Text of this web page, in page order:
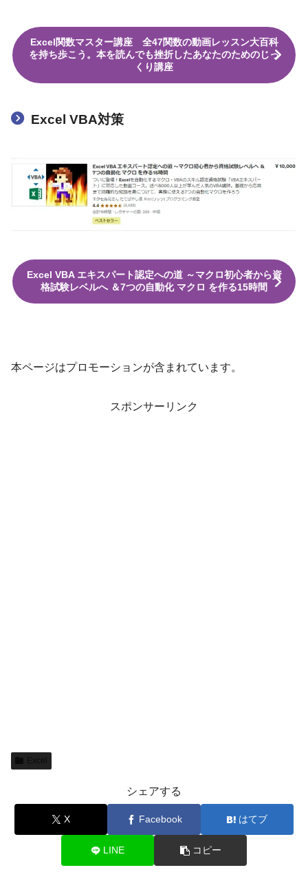
Excel関数マスター講座 全47関数の動画レッスン大百科
を持ち歩こう。本を読んでも挫折したあなたのためのじっ
くり講座
Excel VBA対策
Excel VBA エキスパート認定への道 ～マクロ初心者から資
格試験レベルへ ＆7つの自動化 マクロ を作る15時間
本ページはプロモーションが含まれています。
スポンサーリンク
Excel
シェアする
X Facebook はてブ
LINE コピー